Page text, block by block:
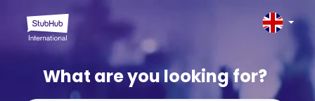
What are you looking for?